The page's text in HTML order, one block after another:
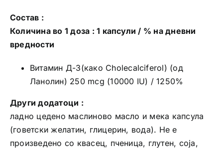
Состав :
Количина во 1 доза : 1 капсули / % на дневни
вредности
Витамин Д-3(како Cholecalciferol) (од
Ланолин) 250 mcg (10000 IU) / 1250%
Други додатоци :
ладно цедено маслиново масло и мека капсула
(говетски желатин, глицерин, вода). Не е
произведено со квасец, пченица, глутен, соја,